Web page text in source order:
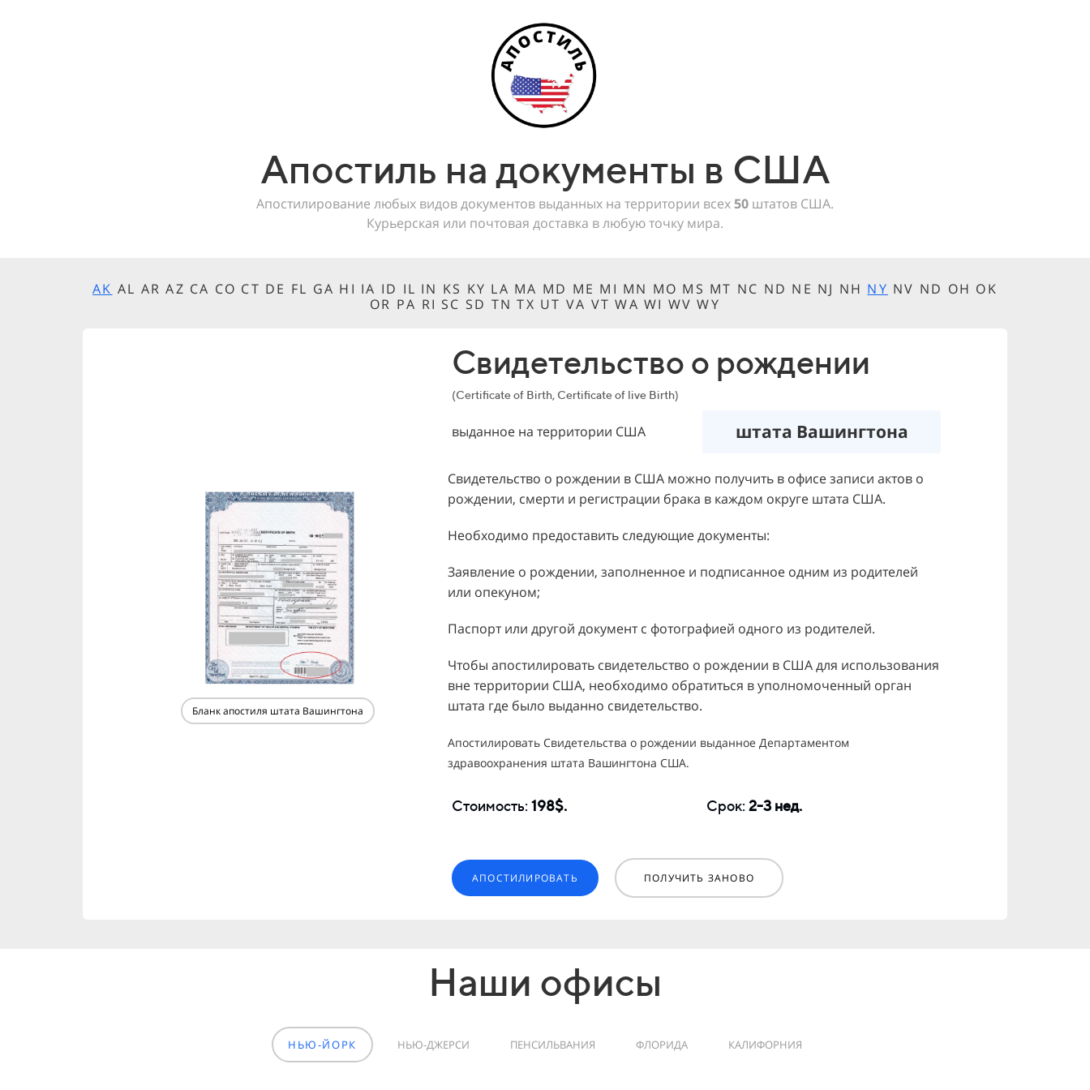
Апостиль на документы в США
Апостилирование любых видов документов выданных на территории всех 50 штатов США.
Курьерская или почтовая доставка в любую точку мира.
AK AL AR AZ CA CO CT DE FL GA HI IA ID IL IN KS KY LA MA MD ME MI MN MO MS MT NC ND NE NJ NH NY NV ND OH OK
OR PA RI SC SD TN TX UT VA VT WA WI WV WY
Бланк апостиля штата Вашингтона
Свидетельство о рождении
(Certificate of Birth, Certificate of live Birth)
выданное на территории США штата Вашингтона
Свидетельство о рождении в США можно получить в офисе записи актов о
рождении, смерти и регистрации брака в каждом округе штата США.
Необходимо предоставить следующие документы:
Заявление о рождении, заполненное и подписанное одним из родителей
или опекуном;
Паспорт или другой документ с фотографией одного из родителей.
Чтобы апостилировать свидетельство о рождении в США для использования
вне территории США, необходимо обратиться в уполномоченный орган
штата где было выданно свидетельство.
Апостилировать Свидетельства о рождении выданное Департаментом
здравоохранения штата Вашингтона США.
Стоимость: 198$. Срок: 2-3 нед.
АПОСТИЛИРОВАТЬ ПОЛУЧИТЬ ЗАНОВО
Наши офисы
НЬЮ-ЙОРК НЬЮ-ДЖЕРСИ ПЕНСИЛЬВАНИЯ ФЛОРИДА КАЛИФОРНИЯ